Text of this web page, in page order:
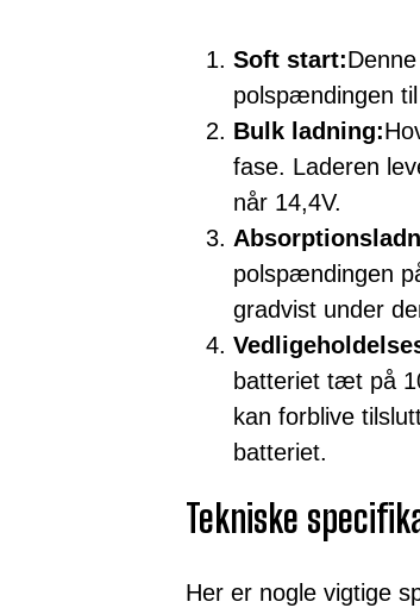
Soft start:
polspændingen
Bulk ladning:
fase. Laderen
når 14,4V.
polspændingen
gradvist under
batteriet tæt på
kan forblive
batteriet.
Tekniske
Her er nogle vigtige